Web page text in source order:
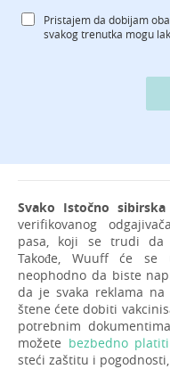
Pristajem da dobijam
svakog trenutka mogu
Svako Istočno
verifikovanog
pasa, koji se trudi da
Takođe, Wuuff će
neophodno da biste
da je svaka reklama
štene ćete dobiti
potrebnim
možete bezbedno
steći zaštitu i